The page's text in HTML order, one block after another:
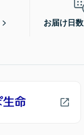
お届け日